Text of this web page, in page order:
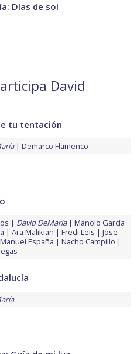
Días de sol
David
tu tentación
Demarco Flamenco
David DeMaría
Manolo García
Ara Malikian Fredi Leis
Jose
Manuel España
Nacho Campillo